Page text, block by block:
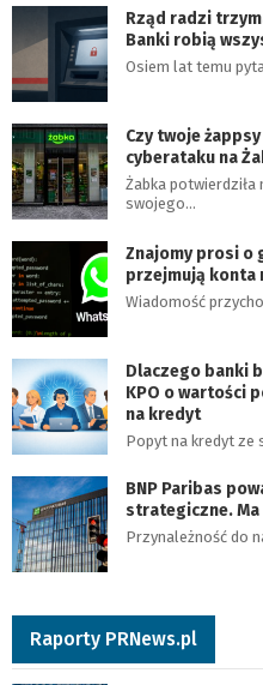
Rząd radzi
Banki robią
Osiem lat temu
Czy twoje
cyberataku na
Żabka
swojego…
Znajomy prosi o
przejmują konta
Wiadomość
Dlaczego banki
KPO o wartości
na kredyt
Popyt na kredyt ze
BNP Paribas
strategiczne.
Przynależność do
Raporty PRNews.pl